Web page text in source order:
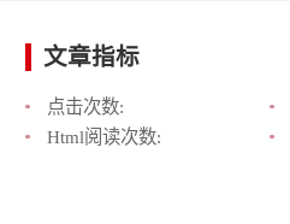
文章指标
点击次数:
Html阅读次数: